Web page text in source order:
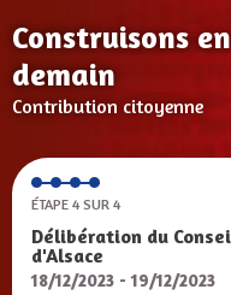
Construisons
demain
Contribution citoyenne
ÉTAPE 4 SUR 4
Délibération du
d'Alsace
18/12/2023 - 19/12/2023